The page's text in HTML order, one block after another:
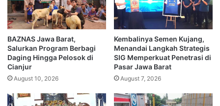
BAZNAS Jawa Barat,
Salurkan Program Berbagi
Daging Hingga Pelosok di
Cianjur
August 10, 2026
Kembalinya Semen Kujang,
Menandai Langkah Strategis
SIG Memperkuat Penetrasi di
Pasar Jawa Barat
August 7, 2026